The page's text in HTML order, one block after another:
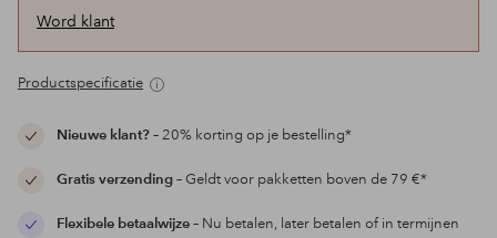
Word klant
Productspecificatie
Nieuwe klant?– 20% korting op je bestelling*
Gratis verzending– Geldt voor pakketten boven de 79 €*
Flexibele betaalwijze– Nu betalen, later betalen of in termijnen